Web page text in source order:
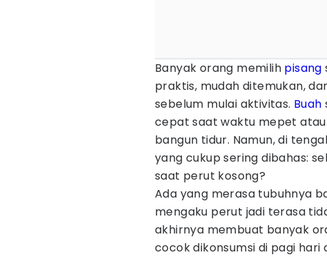
Banyak orang memilih pisang
praktis, mudah ditemukan,
sebelum mulai aktivitas. Buah
cepat saat waktu mepet
bangun tidur. Namun, di
yang cukup sering dibahas:
saat perut kosong?
Ada yang merasa tubuhnya
mengaku perut jadi terasa
akhirnya membuat banyak
cocok dikonsumsi di pagi hari